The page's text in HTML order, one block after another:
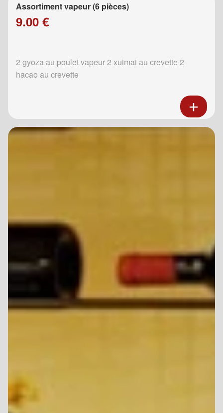
Assortiment vapeur (6 pièces)
9.00 €
2 gyoza au poulet vapeur 2 xuimai au crevette 2
hacao au crevette